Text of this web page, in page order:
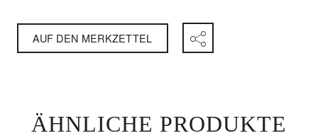
AUF DEN MERKZETTEL
ÄHNLICHE PRODUKTE